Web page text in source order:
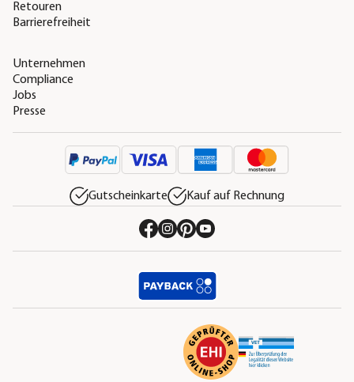
Retouren
Barrierefreiheit
Unternehmen
Compliance
Jobs
Presse
Gutscheinkarte Kauf auf Rechnung